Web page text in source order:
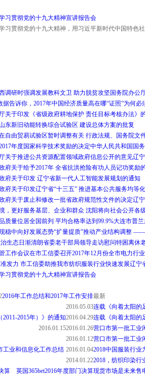
习贯彻党的十九大精神宣讲报告会
贯彻党的十九大精神，用习近平新时代中国特色社
调研时强调发展教科文卫 助力脱贫攻坚 国务院办公
据告诉你，2017年中国经济质量高在哪“证照”为何必
关于印发《省级政府耕地保护 责任目标考核办法》
东新旧动能转换综合试验区 建设总体方案的批复
自由贸易试验区暂时调整有关 行政法规、国务院文
年度国家科学技术奖励的决定中华人民共和国国
关于推进公共资源配置领域政府信息公开的意见辽
府关于给予2017年 全省抗洪抢险有功人员记功奖励
府关于印发 辽宁省新一代人工智能发展规划的通知
府关于印发辽宁省“十三五” 推进基本公共服务均等
府关于废止和修改一批省政府规范性文件的决定辽
，更好服务基层、企业和群众 沈阳将向社会公开各
质量位居全国前列 平均合格率达到99.9%大连市普
稳中向好发展态势“扩量提质”推动产业结构调整
生态日渐清朗省委老干部局领导走访慰问特困离休
工作会议在市工信委召开2017年12月份全市电力行
发力 市工信委助推我市纺织服装行业快速发展辽宁
习贯彻党的十九大精神宣讲报告会
最新
连载《向着太阳
连载《向着太阳
营口市第一批工业
营口市第一批工业
2018中国服装行
2018，纺织印染行
现货市场是未来售
2016年工作总结和2017年工作安排
2016.05.03
2015年）》的通知2016.04.29
2016.01.26
2016.01.15
2016.01.12
2016.01.04
工业和信息化工作总结
2014.01.22
英国365bet2016年度部门决算
算